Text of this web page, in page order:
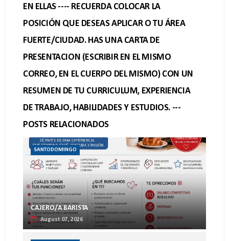
EN ELLAS ---- RECUERDA COLOCAR LA
POSICIÓN QUE DESEAS APLICAR O TU ÁREA
FUERTE/CIUDAD. HAS UNA CARTA DE
PRESENTACION (ESCRIBIR EN EL MISMO
CORREO, EN EL CUERPO DEL MISMO) CON UN
RESUMEN DE TU CURRICULUM, EXPERIENCIA
DE TRABAJO, HABILIDADES Y ESTUDIOS. ---
POSTS RELACIONADOS
SANTODOMINGO
CAJERO/A BARISTA
August 07, 2026